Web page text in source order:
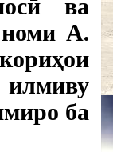
А.
ба